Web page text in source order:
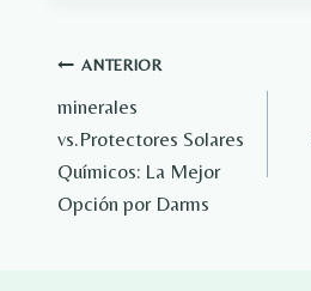
Navegación
de
entradas
ANTERIOR
minerales
vs.Protectores Solares
Químicos: La Mejor
Opción por Darms